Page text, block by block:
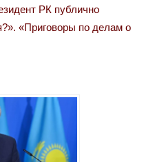
РК публично
«Приговоры по делам о